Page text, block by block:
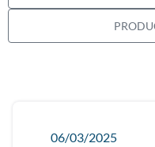
06/03/2025